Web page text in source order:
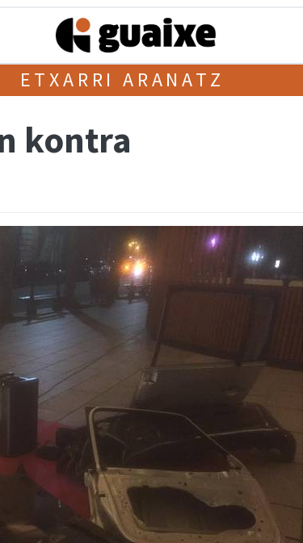
ETXARRI ARANATZ
kontra